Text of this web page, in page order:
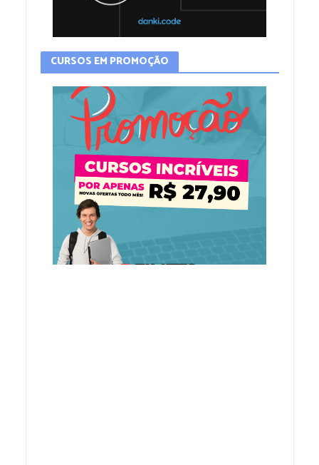
CURSOS EM PROMOÇÃO